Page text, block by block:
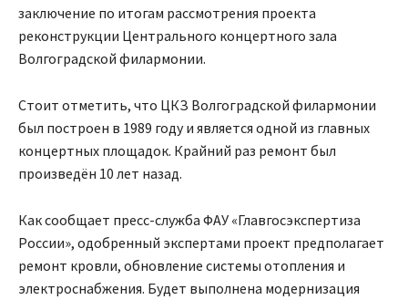
заключение по итогам рассмотрения проекта
реконструкции Центрального концертного зала
Волгоградской филармонии.
Стоит отметить, что ЦКЗ Волгоградской филармонии
был построен в 1989 году и является одной из главных
концертных площадок. Крайний раз ремонт был
произведён 10 лет назад.
Как сообщает пресс-служба ФАУ «Главгосэкспертиза
России», одобренный экспертами проект предполагает
ремонт кровли, обновление системы отопления и
электроснабжения. Будет выполнена модернизация